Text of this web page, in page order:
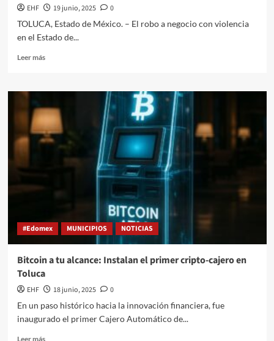
EHF 19 junio, 2025
0
TOLUCA, Estado de México. – El robo a negocio con violencia
en el Estado de...
Leer más
#Edomex MUNICIPIOS NOTICIAS
Bitcoin a tu alcance: Instalan el primer cripto-cajero en
Toluca
EHF 18 junio, 2025
0
En un paso histórico hacia la innovación financiera, fue
inaugurado el primer Cajero Automático de...
Leer más